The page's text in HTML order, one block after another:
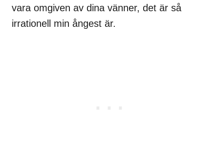
vara omgiven av dina vänner, det är så
irrationell min ångest är.